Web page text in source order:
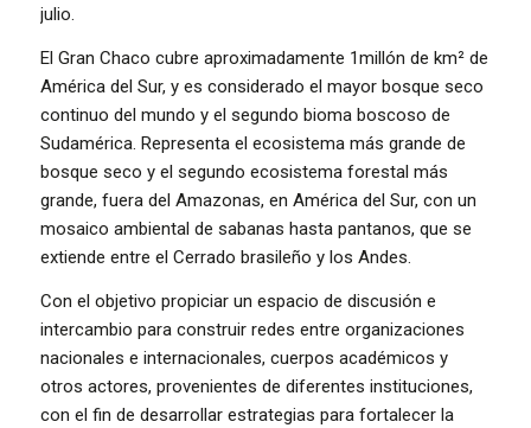
julio.
El Gran Chaco cubre aproximadamente 1millón de km² de
América del Sur, y es considerado el mayor bosque seco
continuo del mundo y el segundo bioma boscoso de
Sudamérica. Representa el ecosistema más grande de
bosque seco y el segundo ecosistema forestal más
grande, fuera del Amazonas, en América del Sur, con un
mosaico ambiental de sabanas hasta pantanos, que se
extiende entre el Cerrado brasileño y los Andes.
Con el objetivo propiciar un espacio de discusión e
intercambio para construir redes entre organizaciones
nacionales e internacionales, cuerpos académicos y
otros actores, provenientes de diferentes instituciones,
con el fin de desarrollar estrategias para fortalecer la